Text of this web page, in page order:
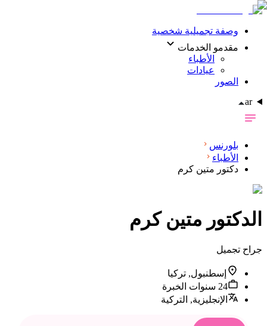
وصفة تجميلية شخصية
مقدمو الخدمات
الأطباء
عيادات
الصور
ar
بلورنس
الأطباء
دكتور متين كرم
الدکتور متين كرم
جراح تجميل
إسطنبول, تركيا
24 سنوات الخبرة
الإنجليزية, التركية